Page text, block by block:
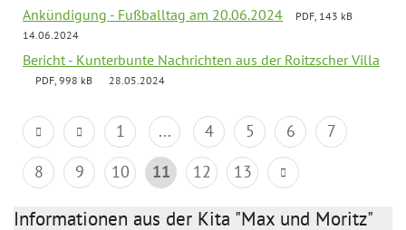
Ankündigung - Fußballtag am 20.06.2024
PDF, 143 kB
14.06.2024
Bericht - Kunterbunte Nachrichten aus der Roitzscher Villa
PDF, 998 kB 28.05.2024
1 ... 4 5 6
7
8
9 10 11 12 13
Informationen aus der Kita "Max und Moritz"